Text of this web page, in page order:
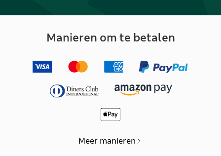
Manieren om te betalen
Meer manieren